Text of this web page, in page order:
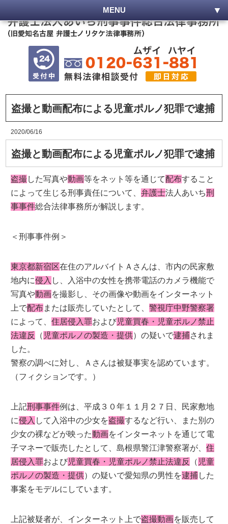
MENU
盗撮と動画配布による児童ポルノ犯罪で逮捕
2020/06/16
盗撮と動画配布による児童ポルノ犯罪で逮捕
盗撮 した写真や動画等をネット等を通じて配布すること
によって生じる刑事責任について、弁護士法人あいち刑
事事件総合法律事務所が解説します。
＜刑事事件例＞
東京都新宿区在住のアルバイトＡさんは、市内の民家敷
地内に侵入 し、入浴中の女性を携帯電話のカメラ機能で
写真や動画を撮影し、その画像や動画をインターネット
上で配布または販売していたとして、警視庁中野警察署
によって、住居侵入罪および児童買春・児童ポルノ禁止
法違反
（ 児童ポルノの製造・提供）の疑いで逮捕されま
した。
警察の調べに対し、Ａさんは被疑事実を認めています。
（フィクションです。）
上記刑事事件例は、平成３０年１１月２７日、民家敷地
に侵入 して入浴中の少女を盗撮するなど行い、また別の
少女の裸などが映った動画をインターネットを通じて電
子マネーで販売したとして、島根県警江津警察署が、住
居侵入罪および児童買春・児童ポルノ禁止法違反 （ 児童
ポルノの製造・提供）の疑いで愛知県の男性を逮捕した
事案をモデルにしています。
上記被疑者が、インターネット上で盗撮動画を販売して